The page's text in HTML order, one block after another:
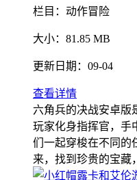
栏目： 动作冒险
大小： 81.85 MB
更新日期： 09-04
查看详情
六角兵的决战安卓版
玩家化身指挥官，手
们一起穿梭在不同的
来，找到珍贵的宝藏